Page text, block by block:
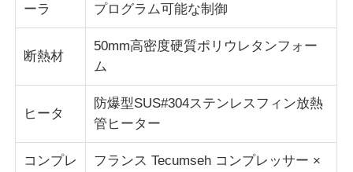
ーラ
プログラム可能な制御
断熱材
50mm高密度硬質ポリウレタンフォー
ム
ヒータ
防爆型SUS#304ステンレスフィン放熱
管ヒーター
コンプレ
フランス Tecumseh コンプレッサー ×